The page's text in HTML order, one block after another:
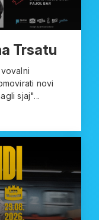
Trsatu
novi
sjaj"...